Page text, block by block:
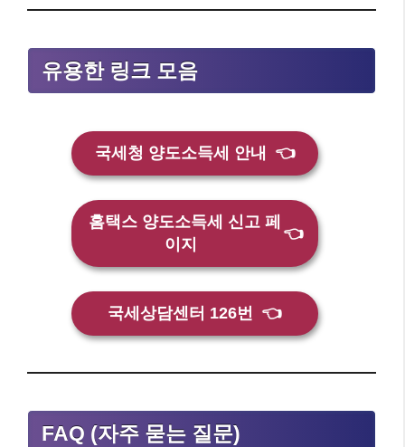
유용한 링크 모음
국세청 양도소득세 안내 👈
홈택스 양도소득세 신고 페
이지
👈
국세상담센터 126번👈
FAQ (자주 묻는 질문)